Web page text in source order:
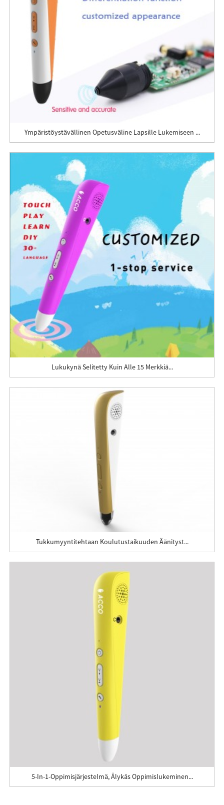
Ympäristöystävällinen Opetusväline Lapsille Lukemiseen ...
Lukukynä Selitetty Kuin Alle 15 Merkkiä...
Tukkumyyntitehtaan Koulutustaikuuden Äänityst...
5-In-1-Oppimisjärjestelmä, Älykäs Oppimislukeminen...